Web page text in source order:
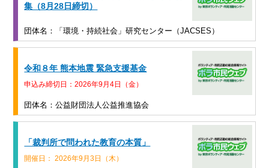
集（8月28日締切）
団体名：「環境・持続社会」研究センター（JACSES）
令和８年 熊本地震 緊急支援基金
申込み締切日：2026年9月4日（金）
団体名：公益財団法人公益推進協会
「裁判所で問われた教育の本質」
開催日： 2026年9月3日（木）